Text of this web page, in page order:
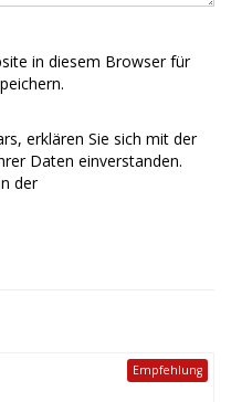
in diesem Browser für
erklären Sie sich mit der
Daten einverstanden.
der
Empfehlung